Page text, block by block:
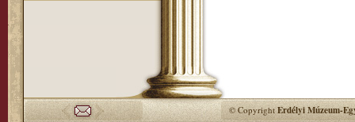
© CopyrightErdélyi Múzeum-